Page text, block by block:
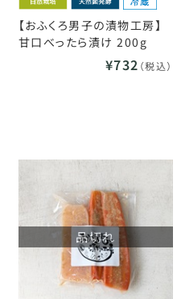
【おふくろ男子の漬物工房】
甘口べったら漬け 200g
¥732 （税込）
品切れ